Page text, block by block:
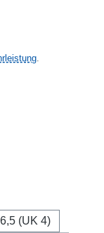
.
(UK 4)